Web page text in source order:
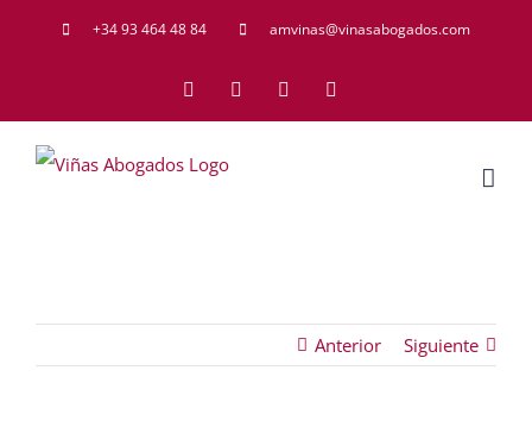
+34 93 464 48 84 amvinas@vinasabogados.com
FacebookTwitter LinkedIn
Anterior Siguiente